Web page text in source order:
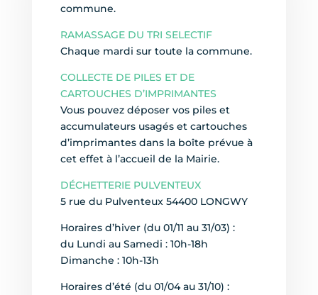
commune.
RAMASSAGE DU TRI SELECTIF
Chaque mardi sur toute la commune.
COLLECTE DE PILES ET DE
CARTOUCHES D’IMPRIMANTES
Vous pouvez déposer vos piles et
accumulateurs usagés et cartouches
d’imprimantes dans la boîte prévue à
cet effet à l’accueil de la Mairie.
DÉCHETTERIE PULVENTEUX
5 rue du Pulventeux 54400 LONGWY
Horaires d’hiver (du 01/11 au 31/03) :
du Lundi au Samedi : 10h-18h
Dimanche : 10h-13h
Horaires d’été (du 01/04 au 31/10) :